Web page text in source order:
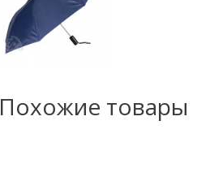
Похожие товары